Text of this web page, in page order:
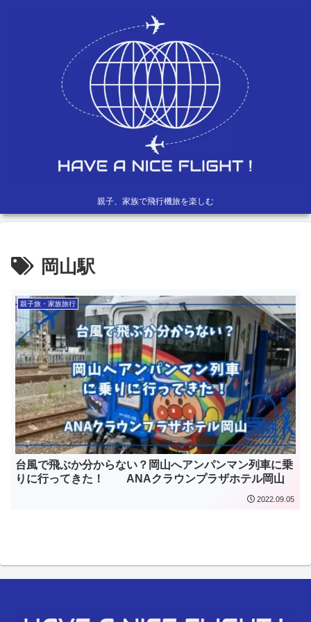
親子、家族で飛行機旅を楽しむ
岡山駅
親子旅・家族旅行
台風で飛ぶか分からない？岡山へアンパンマン列車に乗
りに行ってきた！ ANAクラウンプラザホテル岡山
2022.09.05